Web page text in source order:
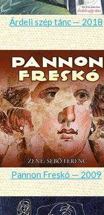
Árdeli szép tánc — 2018
Pannon Freskó — 2009